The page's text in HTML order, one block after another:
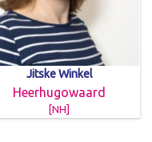
Jitske Winkel
Heerhugowaard
[NH]